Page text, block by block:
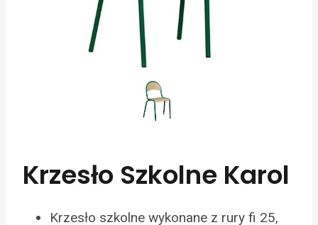
Krzesło Szkolne Karol
Krzesło szkolne wykonane z rury fi 25,